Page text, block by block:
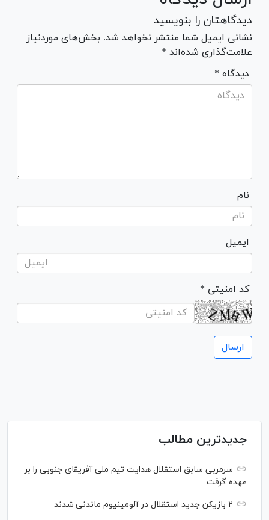
دیدگاهتان را بنویسید
نشانی ایمیل شما منتشر نخواهد شد. بخش‌های موردنیاز
علامت‌گذاری شده‌اند *
* دیدگاه
نام
ایمیل
* کد امنیتی
جدیدترین مطالب
سرمربی سابق استقلال هدایت تیم ملی آفریقای جنوبی را بر
عهده گرفت
۲ بازیکن جدید استقلال در آلومینیوم ماندنی شدند